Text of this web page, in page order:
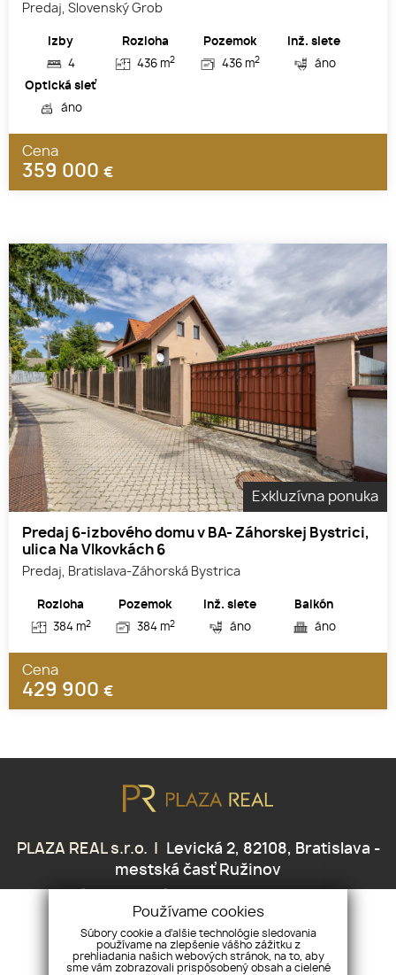
Predaj, Slovenský Grob
Izby
4
Rozloha
436 m2
Pozemok
436 m2
Inž. siete
áno
Optická sieť
áno
Cena
359 000 €
Exkluzívna ponuka
Predaj 6-izbového domu v BA- Záhorskej Bystrici,
ulica Na Vlkovkách 6
Predaj, Bratislava-Záhorská Bystrica
Rozloha
384 m2
Pozemok
384 m2
Inž. siete
áno
Balkón
áno
Cena
429 900 €
PLAZA REAL s.r.o.
Levická 2, 82108, Bratislava -
mestská časť Ružinov
+421 905 438 459
skubak@plazareal.sk
NEHNUTEĽNOSTI NAŠE SLUŽBY
Používame cookies
Súbory cookie a ďalšie technológie sledovania
používame na zlepšenie vášho zážitku z
prehliadania našich webových stránok, na to, aby
sme vám zobrazovali prispôsobený obsah a cielené